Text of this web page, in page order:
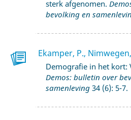
sterk afgenomen.
bevolking en
Ekamper, P.,
Demografie in het kort:
Demos: bulletin over
samenleving 34 (6): 5-7.